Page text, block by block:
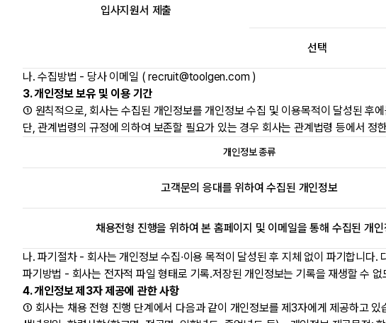
입사지원서 제출
선택
나. 수집방법 - 당사 이메일 ( recruit@toolgen.com )
3. 개인정보 보유 및 이용 기간
① 원칙적으로, 회사는 수집된 개인정보를 개인정보 수집 및 이용목적이 달성된 후
단, 관계법령의 규정에 의하여 보존할 필요가 있는 경우 회사는 관계법령 등에서
개인정보 종류
고객문의 응대를 위하여 수집된 개인정보
채용전형 진행을 위하여 본 홈페이지 및 이메일을 통해 수집된 개인
나. 파기절차 - 회사는 개인정보 수집∙이용 목적이 달성된 후 지체 없이 파기합니
파기방법 - 회사는 전자적 파일 형태로 기록․저장된 개인정보는 기록을 재생할 수
4. 개인정보 제3자 제공에 관한 사항
① 회사는 채용 전형 진행 단계에서 다음과 같이 개인정보를 제3자에게 제공하고